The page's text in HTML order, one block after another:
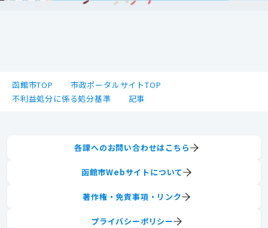
函館市TOP
市政ポータルサイトTOP
不利益処分に係る処分基準
記事
各課へのお問い合わせはこちら
函館市Webサイトについて
著作権・免責事項・リンク
プライバシーポリシー